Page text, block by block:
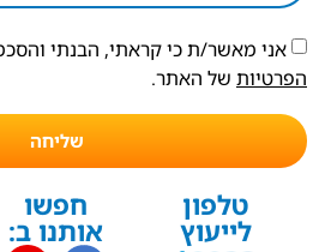
אני מאשר/ת כי קראתי, הבנתי
הפרטיות של האתר.
שליחה
טלפון
לייעוץ
חפשו
אותנו ב: